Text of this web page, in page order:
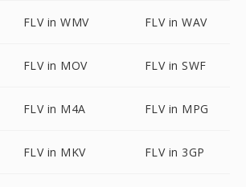
FLV in WMV FLV in WAV
FLV in MOV FLV in SWF
FLV in M4A FLV in MPG
FLV in MKV FLV in 3GP